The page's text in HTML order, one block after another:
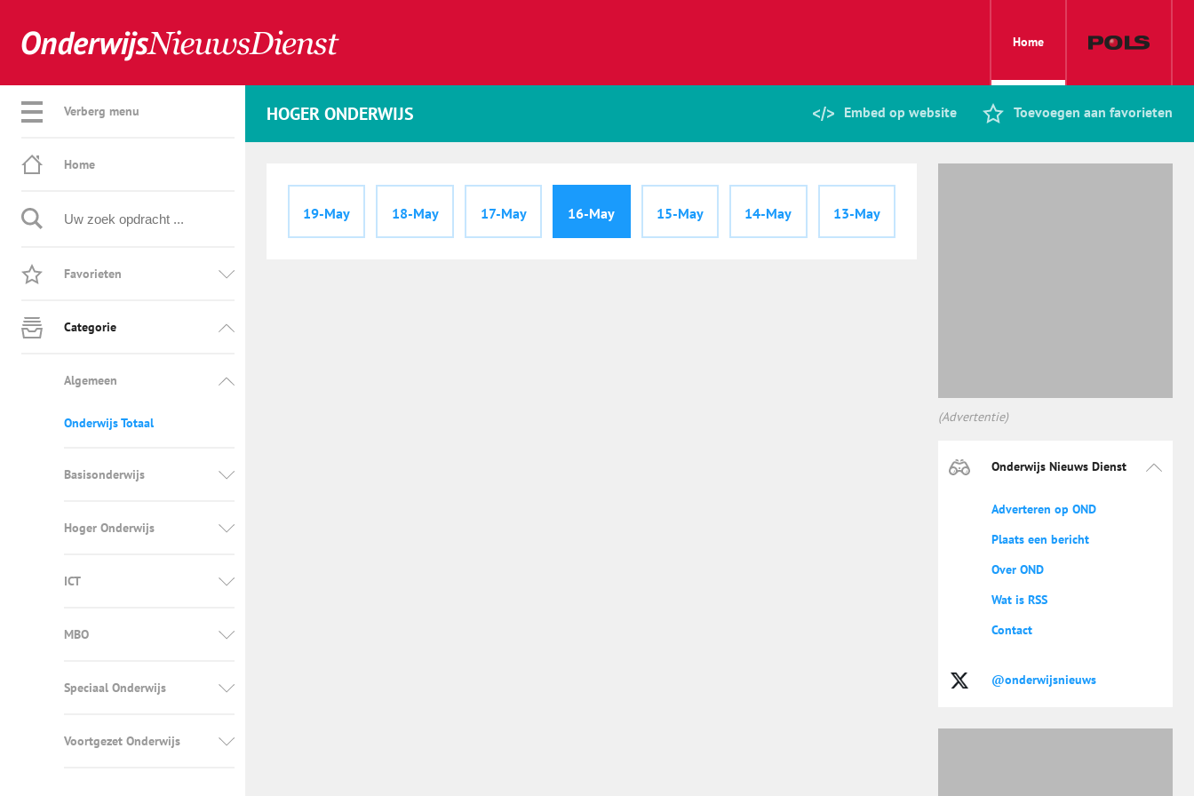
Home
Verberg menu
Home
Favorieten
Categorie
Algemeen
Onderwijs Totaal
Basisonderwijs
Hoger Onderwijs
ICT
MBO
Speciaal Onderwijs
Voortgezet Onderwijs
HOGER ONDERWIJS Embed op website Toevoegen aan favorieten
19-May 18-May 17-May 16-May 15-May 14-May 13-May
(Advertentie)
Onderwijs Nieuws Dienst
Adverteren op OND
Plaats een bericht
Over OND
Wat is RSS
Contact
@onderwijsnieuws